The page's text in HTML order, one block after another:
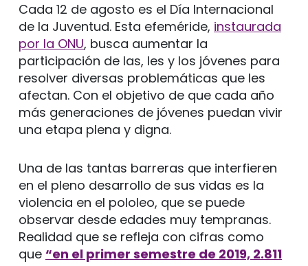
Cada 12 de agosto es el Día Internacional
de la Juventud. Esta efeméride, instaurada
por la ONU, busca aumentar la
participación de las, les y los jóvenes para
resolver diversas problemáticas que les
afectan. Con el objetivo de que cada año
más generaciones de jóvenes puedan vivir
una etapa plena y digna.
Una de las tantas barreras que interfieren
en el pleno desarrollo de sus vidas es la
violencia en el pololeo, que se puede
observar desde edades muy tempranas.
Realidad que se refleja con cifras como
que “en el primer semestre de 2019, 2.811